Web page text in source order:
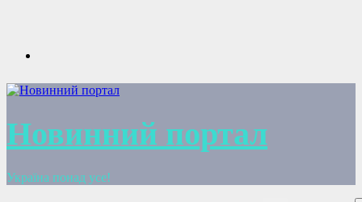
Новинний портал
Україна понад усе!